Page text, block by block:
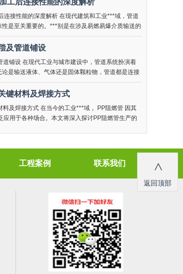
连接性能的深度解析 在现代建筑和工业***域，管道
性是至关重要的。***别是在涉及易燃易爆介质输送的
选择管材时必须考
及管道铺设
道铺设 在现代工业与城市建设中，管道系统扮演着
是输送液体、气体还是固体颗粒物，管道都是连接
在众多类型的管道
键材料及焊接方式
料及焊接方式 在当今的工业***域， PP阻燃管 因其
应用于各种场合。本文将深入探讨PP阻燃管生产的
工程案例 联系我们 >
返回顶部